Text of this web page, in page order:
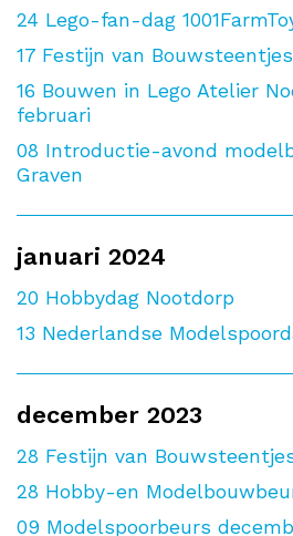
24 Lego-fan-dag
17 Festijn van
16 Bouwen in Lego Atelier
februari
08 Introductie-avond
Graven
januari 2024
20 Hobbydag Nootdorp
13 Nederlandse
december 2023
28 Festijn van
28 Hobby-en
09 Modelspoorbeurs